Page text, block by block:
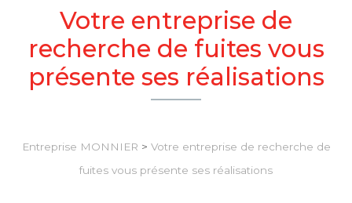
Votre entreprise de
recherche de fuites vous
présente ses réalisations
Entreprise MONNIER > Votre entreprise de recherche de
fuites vous présente ses réalisations